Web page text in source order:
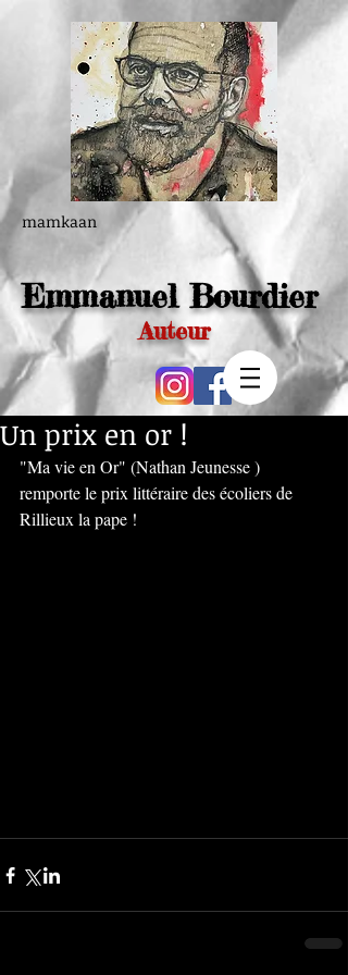
mamkaan
Emmanuel Bourdier
Auteur
Un prix en or !
"Ma vie en Or" (Nathan Jeunesse )
remporte le prix littéraire des écoliers de
Rillieux la pape !